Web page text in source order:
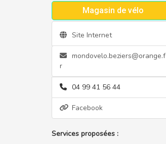
Magasin de vélo
Site Internet
mondovelo.beziers@orange.f
r
04 99 41 56 44
Facebook
Services proposées :